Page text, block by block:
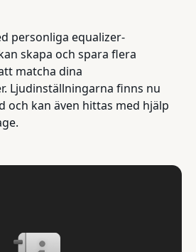
personliga equalizer-
skapa och spara flera
matcha dina
Ljudinställningarna finns nu
och kan även hittas med hjälp